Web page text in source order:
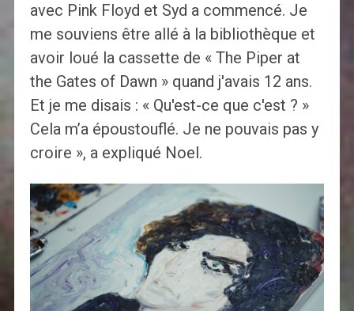
avec Pink Floyd et Syd a commencé. Je
me souviens être allé à la bibliothèque et
avoir loué la cassette de « The Piper at
the Gates of Dawn » quand j'avais 12 ans.
Et je me disais : « Qu'est-ce que c'est ? »
Cela m’a époustouflé. Je ne pouvais pas y
croire », a expliqué Noel.